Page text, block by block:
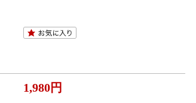
1,980円